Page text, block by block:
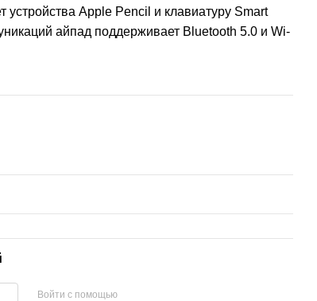
Apple Pencil и клавиатуру Smart
айпад поддерживает Bluetooth 5.0 и Wi-
Войти с помощью